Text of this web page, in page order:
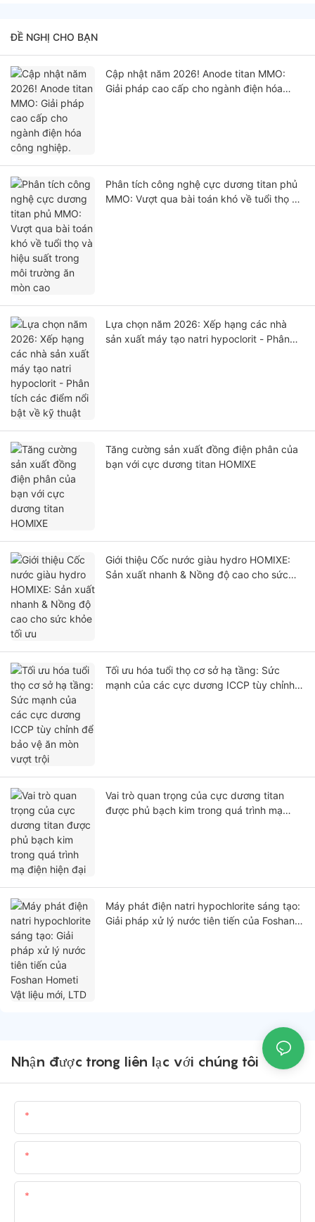
ĐỀ NGHỊ CHO BẠN
Cập nhật năm 2026! Anode titan MMO:
Giải pháp cao cấp cho ngành điện hóa
Phân tích công nghệ cực dương titan phủ
MMO: Vượt qua bài toán khó về tuổi thọ và
Lựa chọn năm 2026: Xếp hạng các nhà
sản xuất máy tạo natri hypoclorit - Phân
Tăng cường sản xuất đồng điện phân của
bạn với cực dương titan HOMlXE
Giới thiệu Cốc nước giàu hydro HOMIXE:
Sản xuất nhanh & Nồng độ cao cho sức
Tối ưu hóa tuổi thọ cơ sở hạ tầng: Sức
mạnh của các cực dương ICCP tùy chỉnh
Vai trò quan trọng của cực dương titan
được phủ bạch kim trong quá trình mạ
Máy phát điện natri hypochlorite sáng tạo:
Giải pháp xử lý nước tiên tiến của Foshan
Nhận được trong liên lạc với chúng tôi